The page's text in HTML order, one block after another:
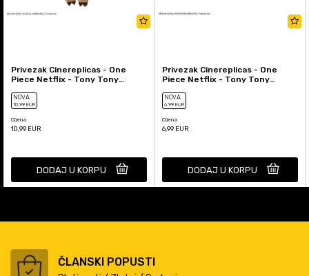
Privezak Cinereplicas - One
Piece Netflix - Tony Tony
NOVA
10,99 EUR
Cijena
10,99 EUR
DODAJ U KORPU
Privezak Cinereplicas - One
Piece Netflix - Tony Tony
NOVA
6,99 EUR
Cijena
6,99 EUR
DODAJ U KORPU
ČLANSKI POPUSTI